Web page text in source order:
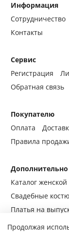
Информация
Сотрудничество
Контакты
Сервис
Регистрация
Обратная связь
Покупателю
Оплата
Правила
Дополнительно
Каталог
Свадебные
Платья на
Продолжая